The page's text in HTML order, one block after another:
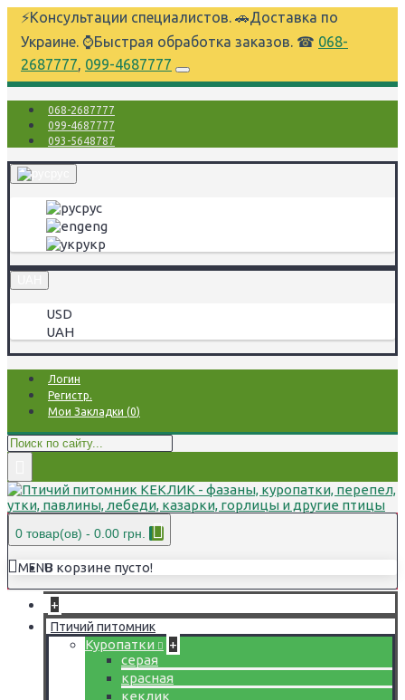
⚡Консультации специалистов. 🚗Доставка по
Украине. ⌚Быстрая обработка заказов. ☎ 068-
2687777, 099-4687777
068-2687777
099-4687777
093-5648787
рус
eng
укр
USD
UAH
Логин
Регистр.
Мои Закладки (0)
0 товар(ов) - 0.00 грн.
В корзине пусто!
MENU
+
Птичий питомник
Куропатки
+
серая
красная
кеклик